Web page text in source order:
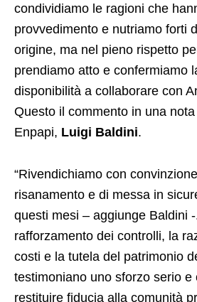
condividiamo le ragioni che
provvedimento e nutriamo forti
origine, ma nel pieno rispetto
prendiamo atto e confermiamo
disponibilità a collaborare con
Questo il commento in una
Enpapi, Luigi Baldini.
“Rivendichiamo con
risanamento e di messa in
questi mesi – aggiunge Baldini
rafforzamento dei controlli, la
costi e la tutela del patrimonio
testimoniano uno sforzo serio e
restituire fiducia alla comunità